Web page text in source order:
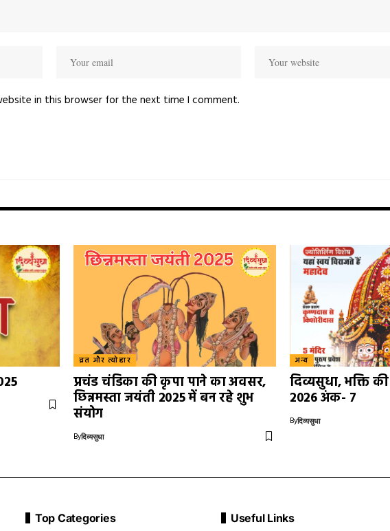
in this browser for the next time I comment.
व्रत और त्योहार
प्रचंड चंडिका की कृपा पाने का अवसर,
छिन्नमस्ता जयंती 2025 में बन रहे शुभ
संयोग
Byदिव्यसुधा
अन्य
दिव्यसुधा, भक्ति
2026 अंक- 7
Byदिव्यसुधा
Top Categories Useful Links